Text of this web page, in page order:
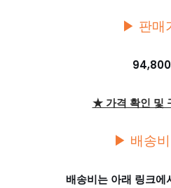
▶ 판매
★ 가격 확인 및
▶ 배송
배송비는 아래 링크에